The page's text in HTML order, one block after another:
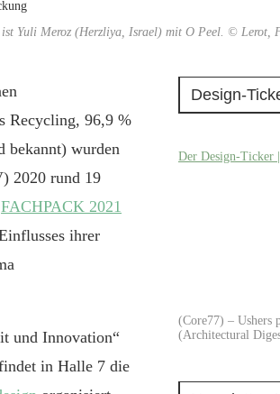
Yuli Meroz (Herzliya, Israel) mit O Peel. © Lerot,
Recycling, 96,9 %
bekannt) wurden
2020 rund 19
FACHPACK 2021
ihrer
und Innovation“
in Halle 7 die
Design-
Der Design-Ticker
(Core77) – Ushers
(Architectural